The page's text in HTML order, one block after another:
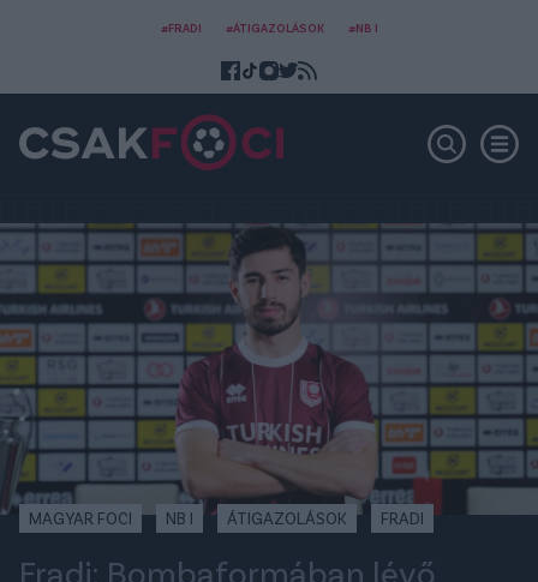
#FRADI #ÁTIGAZOLÁSOK #NB I
MAGYAR FOCI NB I ÁTIGAZOLÁSOK FRADI
Fradi: Bombaformában lévő